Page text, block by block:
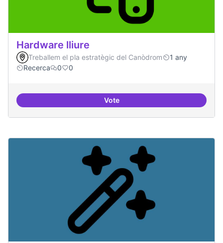
Hardware lliure
Treballem el pla estratègic del Canòdrom
1 any
Recerca
0 0
VoteHardware lliure